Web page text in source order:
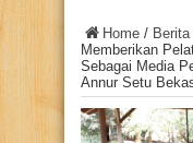
Home /
Memberikan
Sebagai Media
Annur Setu